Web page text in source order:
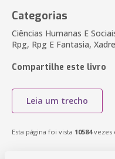
Categorias
Ciências Humanas E
Rpg, Rpg E Fantasia,
Compartilhe este livro
Leia um trecho
Esta página foi vista 10584vezes